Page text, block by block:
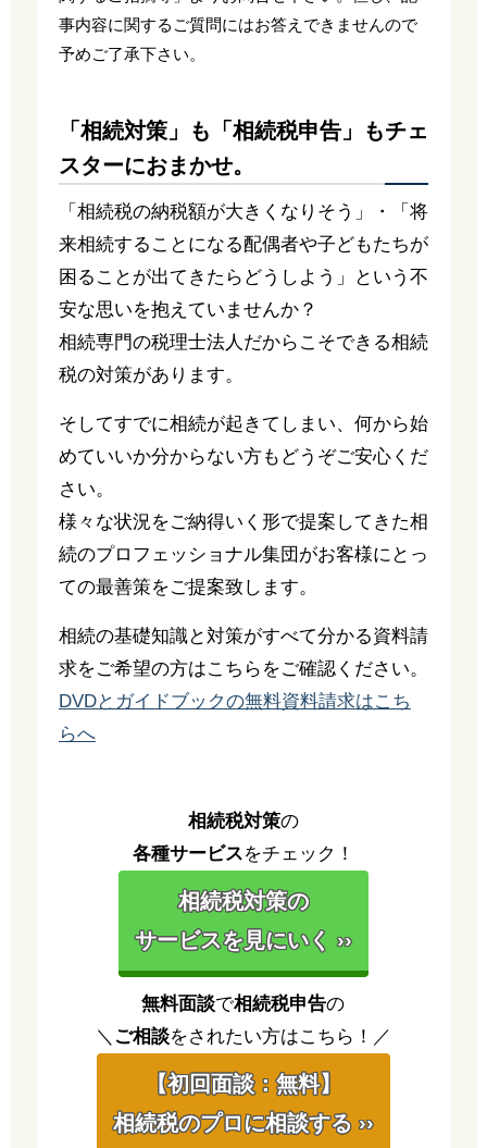
事内容に関するご質問にはお答えできませんので
予めご了承下さい。
「相続対策」も「相続税申告」もチェ
スターにおまかせ。
「相続税の納税額が大きくなりそう」・「将
来相続することになる配偶者や子どもたちが
困ることが出てきたらどうしよう」という不
安な思いを抱えていませんか？
相続専門の税理士法人だからこそできる相続
税の対策があります。
そしてすでに相続が起きてしまい、何から始
めていいか分からない方もどうぞご安心くだ
さい。
様々な状況をご納得いく形で提案してきた相
続のプロフェッショナル集団がお客様にとっ
ての最善策をご提案致します。
相続の基礎知識と対策がすべて分かる資料請
求をご希望の方はこちらをご確認ください。
DVDとガイドブックの無料資料請求はこち
らへ
相続税対策の
各種サービスをチェック！
相続税対策の
サービスを見にいく ››
無料面談で相続税申告の
＼ ご相談をされたい方はこちら！／
【初回面談：無料】
相続税のプロに相談する ››